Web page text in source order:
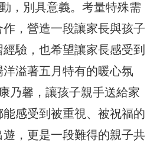
，別具意義。考量特殊需
，營造一段讓家長與孩子
驗，也希望讓家長感受到
溢著五月特有的暖心氛
乃馨，讓孩子親手送給家
感受到被重視、被祝福的
，更是一段難得的親子共